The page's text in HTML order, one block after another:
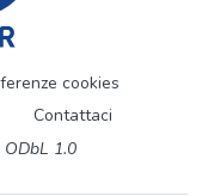
cookies
Contattaci
ODbL 1.0